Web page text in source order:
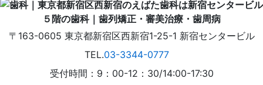
〒163-0605 東京都新宿区西新宿1-25-1 新宿センタービル
TEL.03-3344-0777
受付時間：9：00-12：30/14:00-17:30